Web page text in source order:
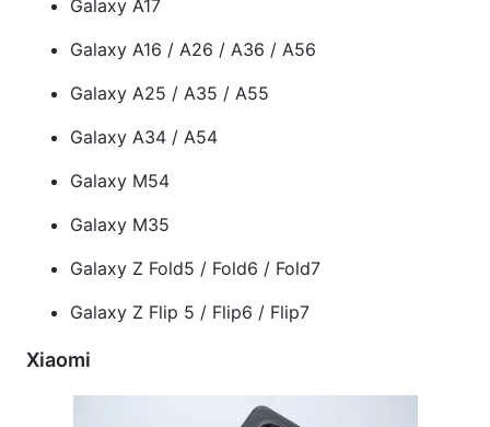
Galaxy A17
Galaxy A16 / A26 / A36 / A56
Galaxy A25 / A35 / A55
Galaxy A34 / A54
Galaxy M54
Galaxy M35
Galaxy Z Fold5 / Fold6 / Fold7
Galaxy Z Flip 5 / Flip6 / Flip7
Xiaomi